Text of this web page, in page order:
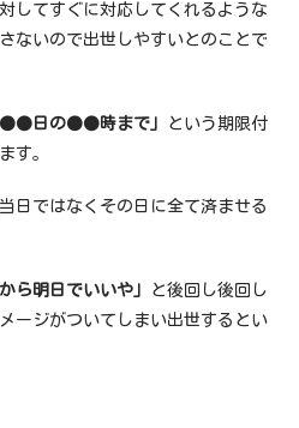
してすぐに対応してくれるような
ないので出世しやすいとのことで
●●日の●●時まで」
という期限付
す。
日ではなくその日に全て済ませる
ら明日でいいや」
と後回し後回し
ージがついてしまい出世するとい